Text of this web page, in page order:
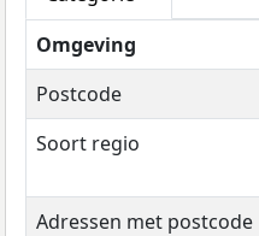
Omgeving
Postcode
Soort regio
Adressen met postcode